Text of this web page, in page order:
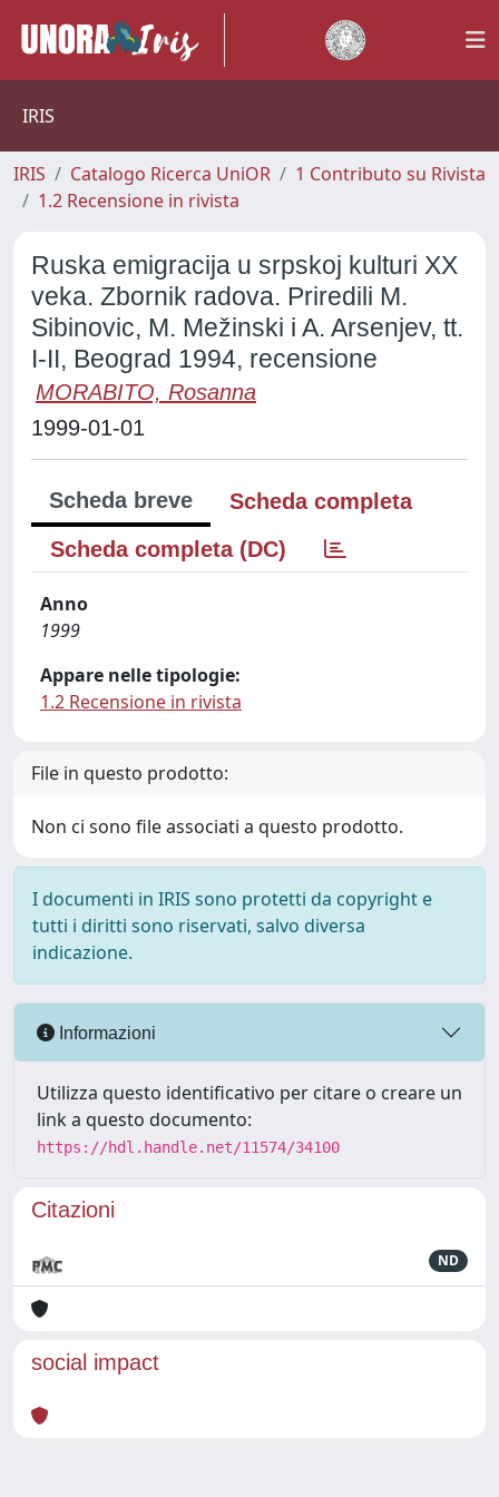
IRIS
IRIS Catalogo Ricerca UniOR
1 Contributo su Rivista
1.2 Recensione in rivista
Ruska emigracija u srpskoj kulturi XX
veka. Zbornik radova. Priredili M.
Sibinovic, M. Mežinski i A. Arsenjev, tt.
I-II, Beograd 1994, recensione
MORABITO, Rosanna
1999-01-01
Scheda breve
Scheda completa
Scheda completa (DC)
Anno
1999
Appare nelle tipologie:
1.2 Recensione in rivista
File in questo prodotto:
Non ci sono file associati a questo prodotto.
I documenti in IRIS sono protetti da copyright e
tutti i diritti sono riservati, salvo diversa
indicazione.
Informazioni
Utilizza questo identificativo per citare o creare un
link a questo documento:
https://hdl.handle.net/11574/34100
Citazioni
ND
social impact